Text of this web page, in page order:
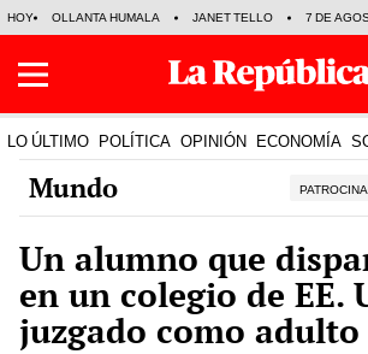
HOY OLLANTA HUMALA JANET TELLO 7 DE
LO ÚLTIMO POLÍTICA OPINIÓN ECONOMÍA
Mundo
Un alumno que
en un colegio de EE.
juzgado como adulto